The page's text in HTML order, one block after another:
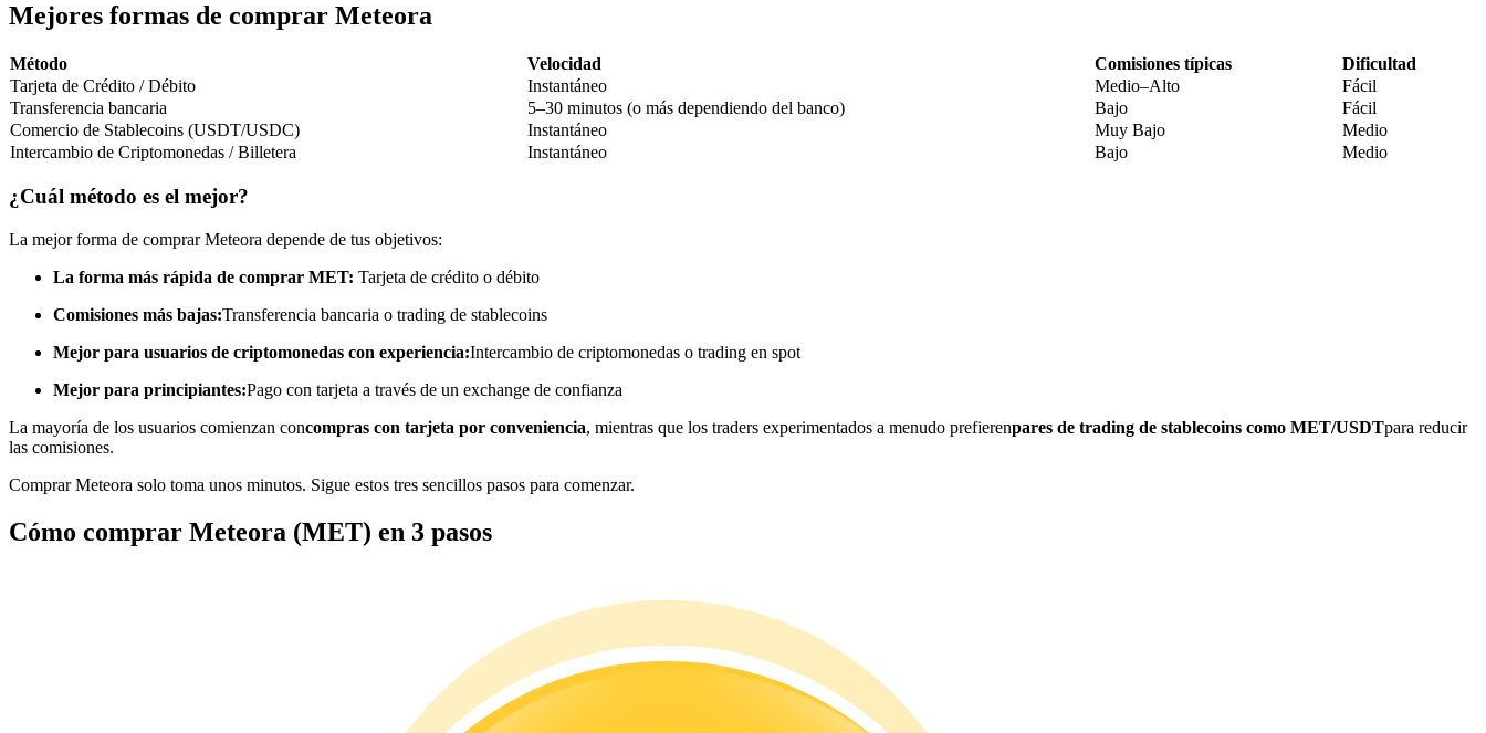
Futuros del USDC
Copiar Trading
Únete a los mejores traders
Disfruta del reparto de beneficios y comisiones de copy trading
Mejores formas de comprar Meteora
Método Velocidad Comisiones típicas
Dificultad
Tarjeta de Crédito / Débito
Instantáneo Medio–Alto
Fácil
Transferencia bancaria
5–30 minutos (o más dependiendo del banco) Bajo
Fácil
Comercio de Stablecoins (USDT/USDC)
Instantáneo Muy Bajo
Medio
Intercambio de Criptomonedas / Billetera
Instantáneo Bajo Medio
¿Cuál método es el mejor?
La mejor forma de comprar Meteora depende de tus objetivos:
La forma más rápida de comprar MET: Tarjeta de crédito o débito
Comisiones más bajas:Transferencia bancaria o trading de stablecoins
Mejor para usuarios de criptomonedas con experiencia:Intercambio de criptomonedas o trading en spot
Mejor para principiantes:Pago con tarjeta a través de un exchange de confianza
La mayoría de los usuarios comienzan concompras con tarjeta por conveniencia, mientras que los traders experimentados a menudo prefierenpares de trading de stablecoins como MET/USDTpara reducir
las comisiones.
Comprar Meteora solo toma unos minutos. Sigue estos tres sencillos pasos para comenzar.
Cómo comprar Meteora (MET) en 3 pasos